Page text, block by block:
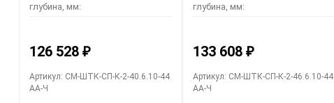
глубина, мм:
126 528 ₽
Артикул: CM-ШТК-СП-К-2-40.6.10-44
АА-Ч
глубина, мм:
133 608 ₽
Артикул: CM-ШТК-СП-К-2-46.6.10-44
АА-Ч